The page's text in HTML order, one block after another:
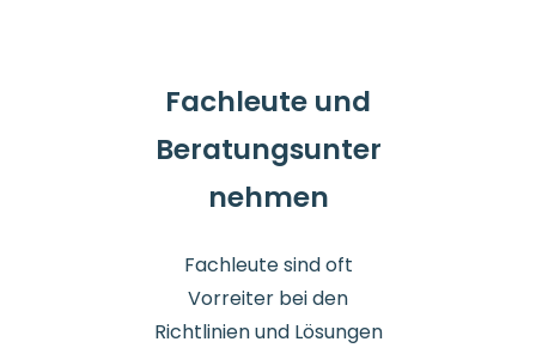
Fachleute und
Beratungsunter
nehmen
Fachleute sind oft
Vorreiter bei den
Richtlinien und Lösungen